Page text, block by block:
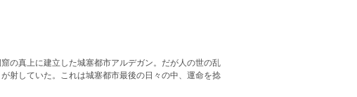
の真上に建立した城塞都市アルデガン。だが人の世の乱
射していた。これは城塞都市最後の日々の中、運命を捻